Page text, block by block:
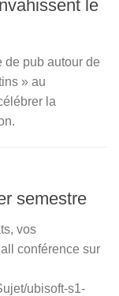
le
de pub autour de
» au
la
semestre
vos
conférence sur
ubisoft-s1-